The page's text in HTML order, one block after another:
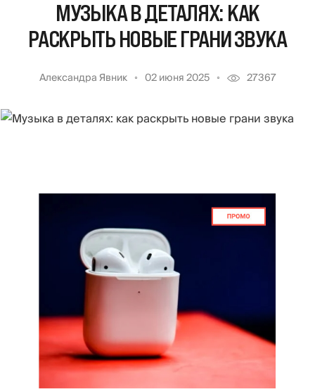
МУЗЫКА В ДЕТАЛЯХ: КАК
РАСКРЫТЬ НОВЫЕ ГРАНИ ЗВУКА
Александра Явник 02 июня 2025 27367